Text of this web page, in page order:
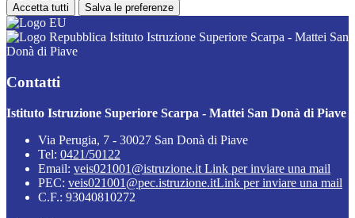
Accetta tutti Salva le preferenze
Istituto Istruzione Superiore Scarpa - Mattei San
Donà di Piave
Contatti
Istituto Istruzione Superiore Scarpa - Mattei San Donà di Piave
Via Perugia, 7 - 30027 San Donà di Piave
Tel: 0421/50122
Email: veis021001@istruzione.it Link per inviare una mail
PEC: veis021001@pec.istruzione.itLink per inviare una mail
C.F.: 93040810272